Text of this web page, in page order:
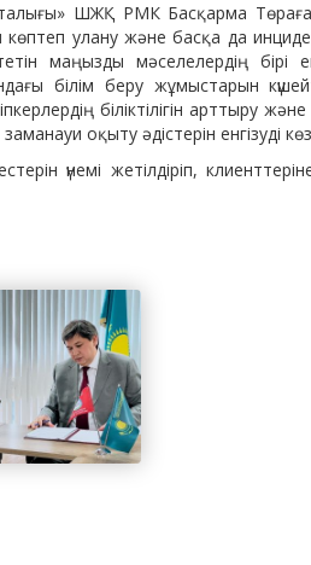
ШЖҚ РМК Басқарма
көптеп улану және басқа да
маңызды мәселелердің бірі
білім беру жұмыстарын
біліктілігін арттыру
заманауи оқыту әдістерін
үнемі жетілдіріп,